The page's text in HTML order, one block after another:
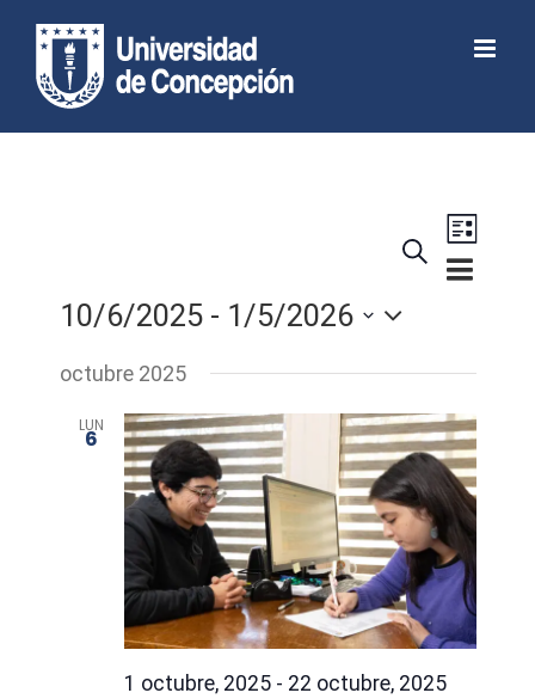
Abrir barra de herramientas
content
de
vistas
de
Eventos
Buscarde
Lista
10/6/2025 - 1/5/2026
Seleccionar
fecha.
octubre 2025
LUN
6
1 octubre, 2025- 22 octubre, 2025